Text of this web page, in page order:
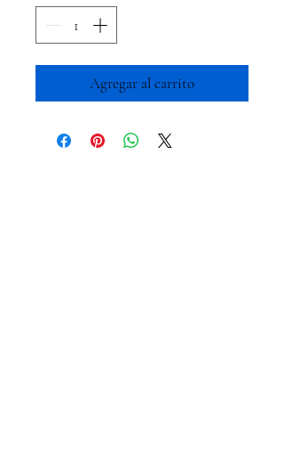
Agregar al carrito